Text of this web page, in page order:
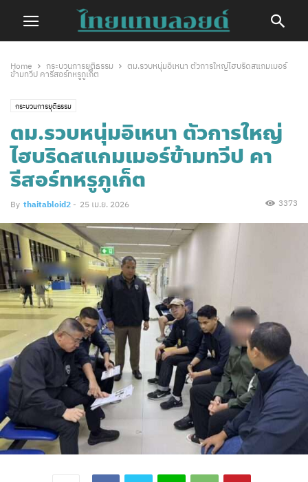
Home กระบวนการยุติธรรม
ตม.รวบหนุ่มอิเหนา ตัวการใหญ่ไฮบริดสแกมเมอร์
ข้ามทวีป คารีสอร์ทหรูภูเก็ต
กระบวนการยุติธรรม
ตม.รวบหนุ่มอิเหนา ตัวการใหญ่
ไฮบริดสแกมเมอร์ข้ามทวีป คา
รีสอร์ทหรูภูเก็ต
By thaitabloid2 - 25 เม.ย. 2026 3373